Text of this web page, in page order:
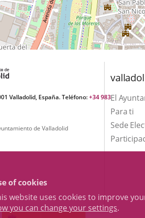
of cookies
website uses cookies to improve
you can change your settings.
Valladolid, España. Teléfono:+34 983
de Valladolid
El
Para ti
Sede